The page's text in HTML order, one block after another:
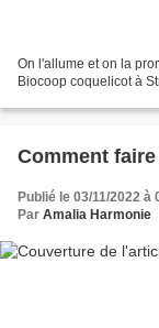
On l'allume et on la
Biocoop coquelicot à
Comment
Publié le 03/11/2022 à
Par Amalia Harmonie